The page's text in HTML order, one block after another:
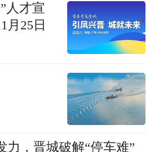
人才宣
月25日
力，晋城破解“停车难”